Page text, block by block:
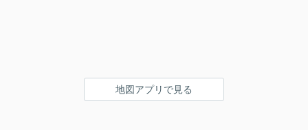
地図アプリで見る